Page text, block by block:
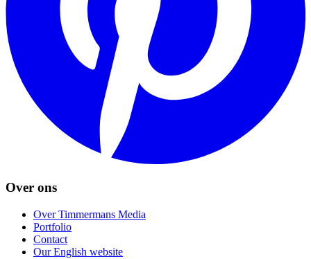
Over ons
Over Timmermans Media
Portfolio
Contact
Our English website